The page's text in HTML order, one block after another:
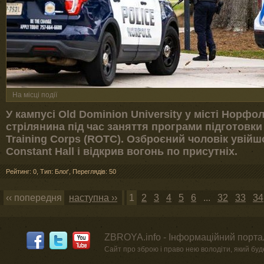
На місці події
У кампусі Old Dominion University у місті
стрілянина під час заняття програми
Training Corps (ROTC). Озброєний чоловік
Constant Hall і відкрив вогонь по присутніх.
Рейтинг: 0 Тип: Блоґ Переглядів: 50
‹‹ попередня наступна ›› 1 2 3 4 5 6 ... 32 33 34
ZBROYA.info - Інформаційний
Сайт про зброю і право нею володіти, який